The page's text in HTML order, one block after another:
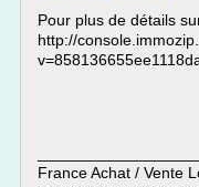
Pour plus de détails
http://
France Achat / Vente